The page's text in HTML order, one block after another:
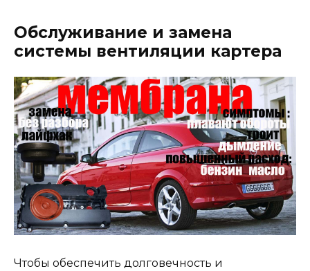
Обслуживание и замена
системы вентиляции картера
Чтобы обеспечить долговечность и